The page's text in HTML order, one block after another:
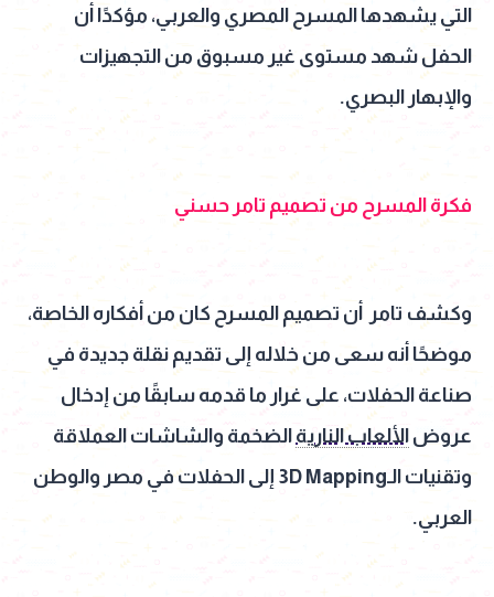
التي يشهدها المسرح المصري والعربي، مؤكدًا أن
الحفل شهد مستوى غير مسبوق من التجهيزات
والإبهار البصري.
فكرة المسرح من تصميم تامر حسني
وكشف تامر أن تصميم المسرح كان من أفكاره الخاصة،
موضحًا أنه سعى من خلاله إلى تقديم نقلة جديدة في
صناعة الحفلات، على غرار ما قدمه سابقًا من إدخال
عروض الألعاب النارية الضخمة والشاشات العملاقة
وتقنيات الـ3D Mapping إلى الحفلات في مصر والوطن
العربي.